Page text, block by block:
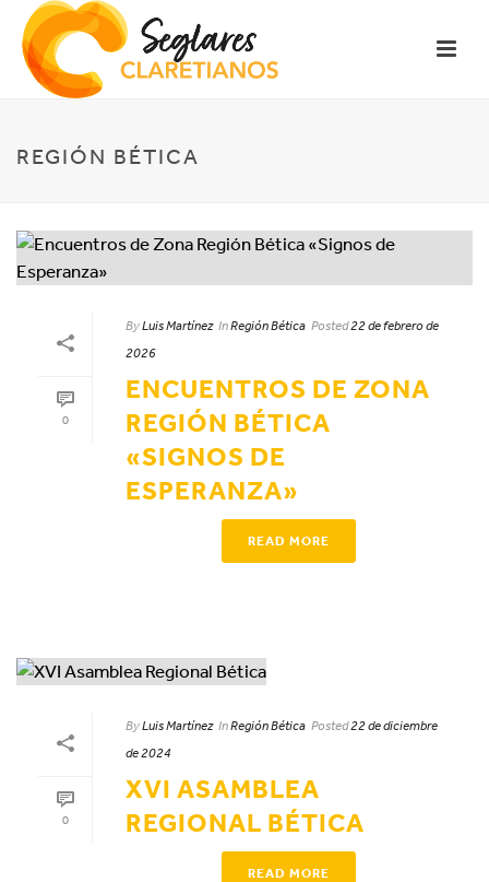
REGIÓN BÉTICA
0
ByLuis Martínez InRegión Bética Posted22 de febrero de
2026
ENCUENTROS DE ZONA
REGIÓN BÉTICA
«SIGNOS DE
ESPERANZA»
READ MORE
0
ByLuis Martínez InRegión Bética Posted22 de diciembre
de 2024
XVI ASAMBLEA
REGIONAL BÉTICA
READ MORE